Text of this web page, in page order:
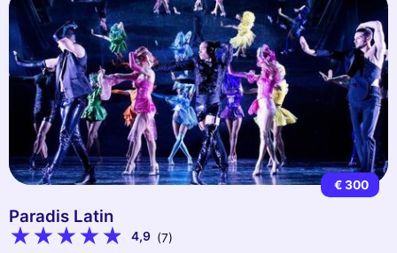
€ 300
Paradis Latin
4,9 (7)